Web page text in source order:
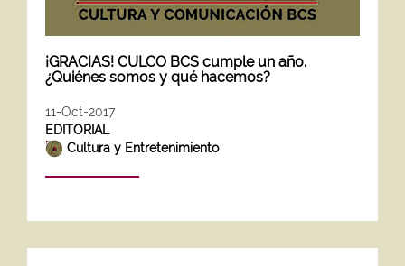
¡GRACIAS! CULCO BCS cumple un año.
¿Quiénes somos y qué hacemos?
11-Oct-2017
EDITORIAL
Cultura y Entretenimiento